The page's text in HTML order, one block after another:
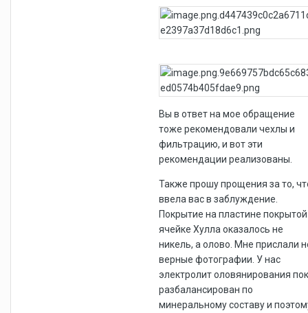
Вы в ответ на мое обращение
тоже рекомендовали чехлы и
фильтрацию, и вот эти
рекомендации реализованы.
Также прошу прощения за то,
ввела вас в заблуждение.
Покрытие на пластине
ячейке Хулла оказалось не
никель, а олово. Мне прислали
верные фотографии. У нас
электролит оловянирования
разбалансирован по
минеральному составу и